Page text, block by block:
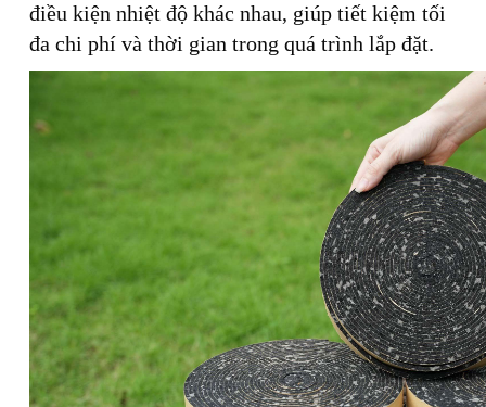
điều kiện nhiệt độ khác nhau, giúp tiết kiệm tối
đa chi phí và thời gian trong quá trình lắp đặt.